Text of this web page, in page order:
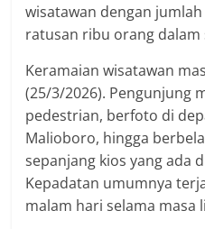
wisatawan dengan
ratusan ribu orang dalam
Keramaian wisatawan
(25/3/2026). Pengunjung
pedestrian, berfoto di
Malioboro, hingga
sepanjang kios yang ada
Kepadatan umumnya
malam hari selama masa